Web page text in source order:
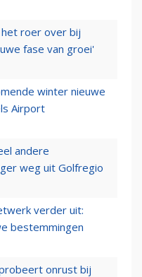
het roer over bij
fase van groei'
winter nieuwe
Airport
andere
weg uit Golfregio
verder uit:
bestemmingen
onrust bij